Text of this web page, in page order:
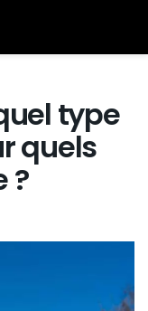
type
quels
?